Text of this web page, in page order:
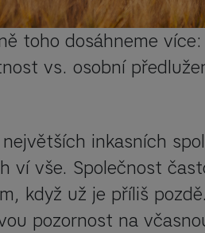
toho dosáhneme
vs. osobní
největších inkasních
ví vše. Společnost
když už je příliš
pozornost na